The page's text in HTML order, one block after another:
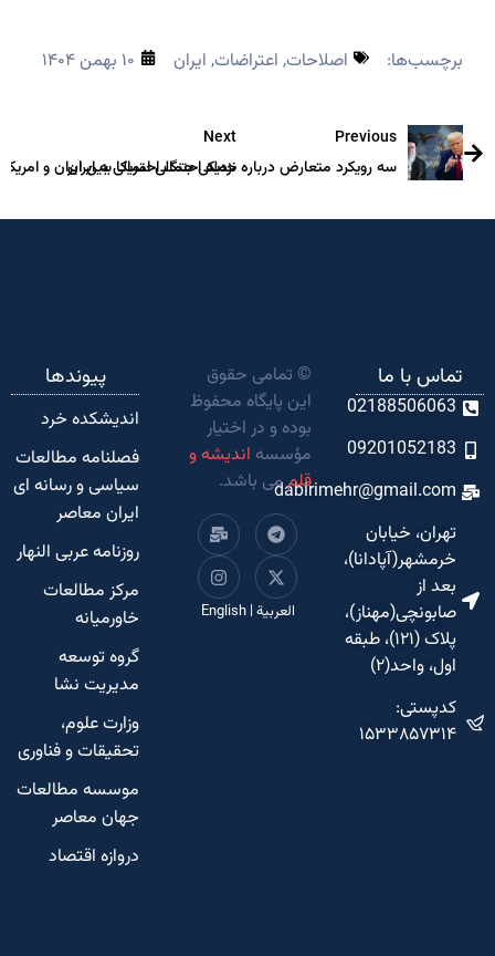
برچسب‌ها: اصلاحات,اعتراضات,ایران ۱۰ بهمن ۱۴۰۴
Previous
سه رویکرد متعارض درباره حمله احتمالی امریکا به ایران
Next
نزدیکی جنگ احتمالی بین ایران و
تماس با ما
02188506063
09201052183
dabirimehr@gmail.com
تهران، خیابان
خرمشهر(آپادانا)،
بعد از
صابونچی(مهناز)،
پلاک (۱۲۱)، طبقه
اول، واحد(۲)
کدپستی:
۱۵۳۳۸۵۷۳۱۴
© تمامی حقوق
این پایگاه محفوظ
بوده و در اختیار
مؤسسه اندیشه و
قلممی باشد.
العربية|
English
پیوندها
اندیشکده‌ خرد
فصلنامه مطالعات
سیاسی و رسانه ای
ایران معاصر
روزنامه عربی النهار
مرکز مطالعات
خاورمیانه
گروه توسعه
مدیریت نشا
وزارت علوم،
تحقیقات و فناوری
موسسه مطالعات
جهان معاصر
دروازه اقتصاد